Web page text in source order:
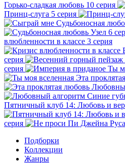
Горько-сладкая любовь 10 серия
Принц-слуга 5 серия
Судьбоносная
Узел 6
влюбленности в классе 3 серия
серия
серия
Ты
Эта
Синие
Пятничный клуб 14: Любовь и
серия
Подборки
Коллекции
Жанры